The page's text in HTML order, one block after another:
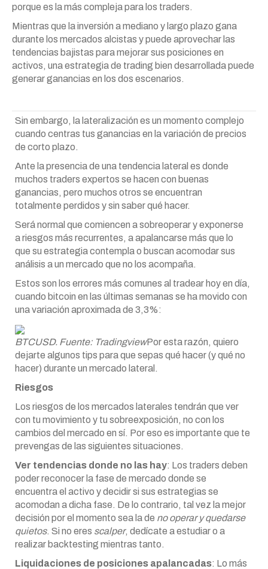
porque es la más compleja para los traders.
Mientras que la inversión a mediano y largo plazo gana
durante los mercados alcistas y puede aprovechar las
tendencias bajistas para mejorar sus posiciones en
activos, una estrategia de trading bien desarrollada puede
generar ganancias en los dos escenarios.
Sin embargo, la lateralización es un momento complejo
cuando centras tus ganancias en la variación de precios
de corto plazo.
Ante la presencia de una tendencia lateral es donde
muchos traders expertos se hacen con buenas
ganancias, pero muchos otros se encuentran
totalmente perdidos y sin saber qué hacer.
Será normal que comiencen a sobreoperar y exponerse
a riesgos más recurrentes, a apalancarse más que lo
que su estrategia contempla o buscan acomodar sus
análisis a un mercado que no los acompaña.
Estos son los errores más comunes al tradear hoy en día,
cuando bitcoin en las últimas semanas se ha movido con
una variación aproximada de 3,3%:
BTCUSD. Fuente: TradingviewPor esta razón, quiero
dejarte algunos tips para que sepas qué hacer (y qué no
hacer) durante un mercado lateral.
Riesgos
Los riesgos de los mercados laterales tendrán que ver
con tu movimiento y tu sobreexposición, no con los
cambios del mercado en sí. Por eso es importante que te
prevengas de las siguientes situaciones.
Ver tendencias donde no las hay: Los traders deben
poder reconocer la fase de mercado donde se
encuentra el activo y decidir si sus estrategias se
acomodan a dicha fase. De lo contrario, tal vez la mejor
decisión por el momento sea la de no operar y quedarse
quietos. Si no eres scalper, dedícate a estudiar o a
realizar backtesting mientras tanto.
Liquidaciones de posiciones apalancadas: Lo más